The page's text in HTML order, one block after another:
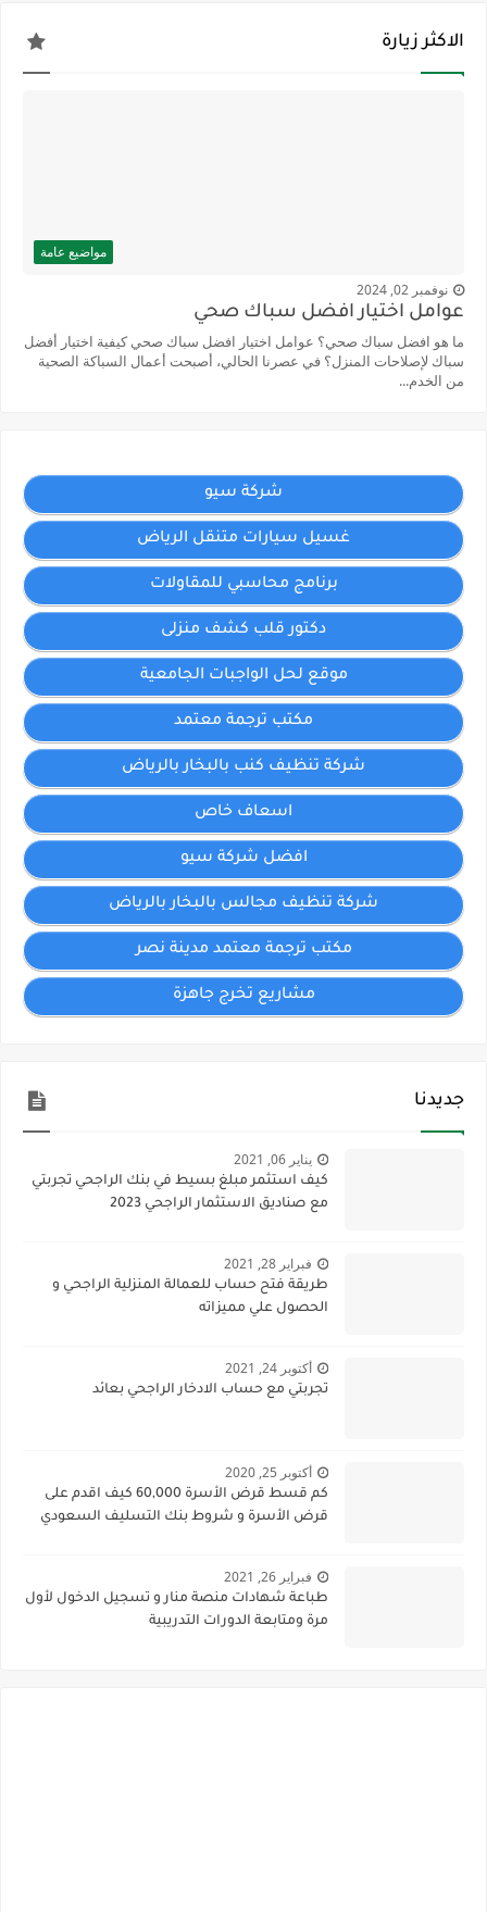
الاكثر زيارة
مواضيع عامة
نوفمبر 02, 2024
عوامل اختيار افضل سباك صحي
ما هو افضل سباك صحي؟ عوامل اختيار افضل سباك صحي كيفية اختيار أفضل
سباك لإصلاحات المنزل؟ في عصرنا الحالي، أصبحت أعمال السباكة الصحية
من الخدم...
شركة سيو
غسيل سيارات متنقل الرياض
برنامج محاسبي للمقاولات
دكتور قلب كشف منزلى
موقع لحل الواجبات الجامعية
مكتب ترجمة معتمد
شركة تنظيف كنب بالبخار بالرياض
اسعاف خاص
افضل شركة سيو
شركة تنظيف مجالس بالبخار بالرياض
مكتب ترجمة معتمد مدينة نصر
مشاريع تخرج جاهزة
جديدنا
يناير 06, 2021
كيف استثمر مبلغ بسيط في بنك الراجحي تجربتي
مع صناديق الاستثمار الراجحي 2023
فبراير 28, 2021
طريقة فتح حساب للعمالة المنزلية الراجحي و
الحصول علي مميزاته
أكتوبر 24, 2021
تجربتي مع حساب الادخار الراجحي بعائد
أكتوبر 25, 2020
كم قسط قرض الأسرة 60,000 كيف اقدم على
قرض الأسرة و شروط بنك التسليف السعودي
فبراير 26, 2021
طباعة شهادات منصة منار و تسجيل الدخول لأول
مرة ومتابعة الدورات التدريبية